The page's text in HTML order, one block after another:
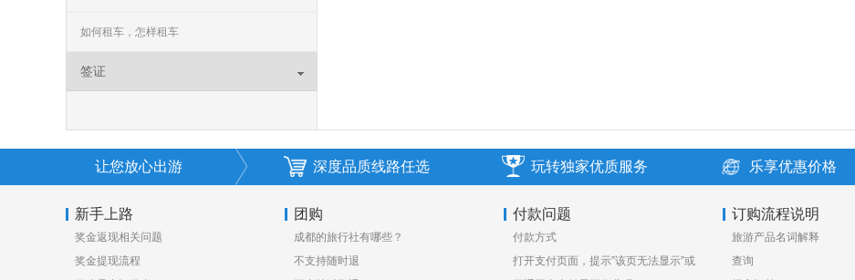
如何租车，怎样租车
签证
让您放心出游 深度品质线路任选 玩转独家优质服务 乐享优惠价格
新手上路
奖金返现相关问题
奖金提现流程
团购
成都的旅行社有哪些？
不支持随时退
付款问题
付款方式
打开支付页面，提示”该页无法显示”或
订购流程说明
旅游产品名词解释
查询